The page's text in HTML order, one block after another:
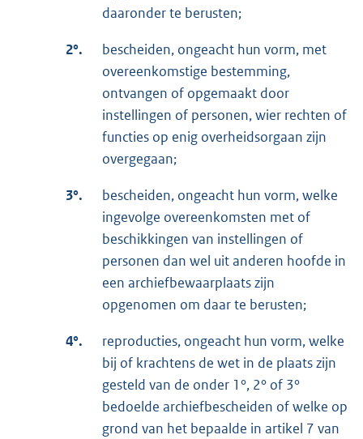
daaronder te berusten;
2°.
bescheiden, ongeacht hun vorm, met
overeenkomstige bestemming,
ontvangen of opgemaakt door
instellingen of personen, wier rechten of
functies op enig overheidsorgaan zijn
overgegaan;
3°.
bescheiden, ongeacht hun vorm, welke
ingevolge overeenkomsten met of
beschikkingen van instellingen of
personen dan wel uit anderen hoofde in
een archiefbewaarplaats zijn
opgenomen om daar te berusten;
4°.
reproducties, ongeacht hun vorm, welke
bij of krachtens de wet in de plaats zijn
gesteld van de onder 1°, 2° of 3°
bedoelde archiefbescheiden of welke op
grond van het bepaalde in artikel 7 van